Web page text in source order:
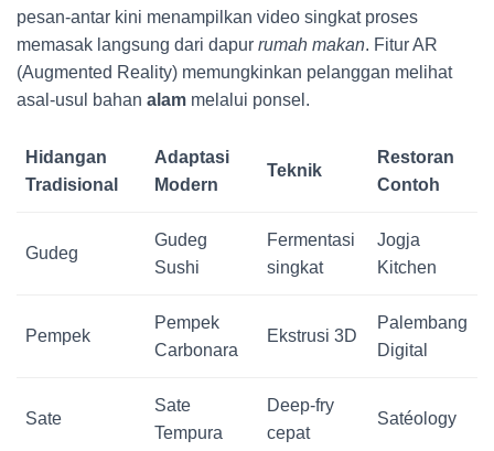
pesan-antar kini menampilkan video singkat proses
memasak langsung dari dapur rumah makan. Fitur AR
(Augmented Reality) memungkinkan pelanggan melihat
asal-usul bahan alam melalui ponsel.
Hidangan
Tradisional
Adaptasi
Modern
Teknik
Restoran
Contoh
Gudeg
Gudeg
Sushi
Fermentasi
singkat
Jogja
Kitchen
Pempek
Pempek
Carbonara
Ekstrusi 3D
Palembang
Digital
Sate
Sate
Tempura
Deep-fry
cepat
Satéology